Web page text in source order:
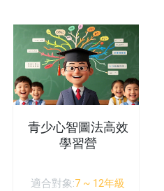
青少心智圖法高效
學習營
適合對象:7 ~ 12年級